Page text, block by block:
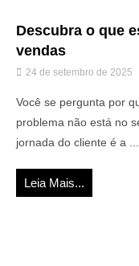
Descubra o que
vendas
24 de setembro de 2025
Você se pergunta por
problema não está no
jornada do cliente é a ...
Leia Mais...